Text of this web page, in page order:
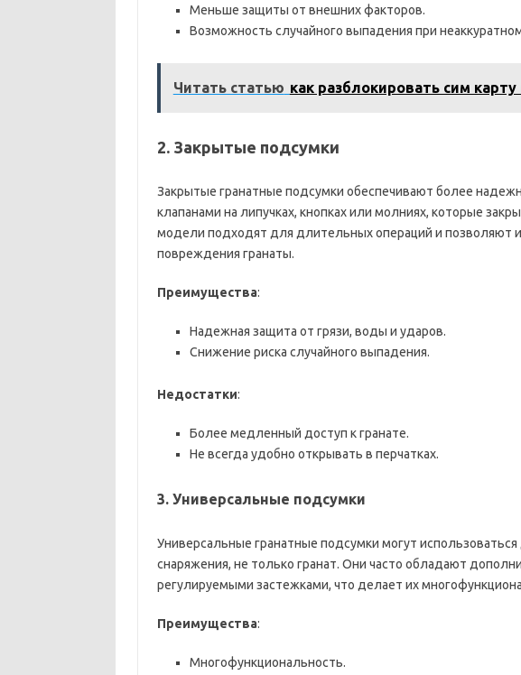
Меньше защиты от внешних факторов.
Возможность случайного выпадения при
Читать статью как разблокировать сим карту
2. Закрытые подсумки
Закрытые гранатные подсумки обеспечивают более
клапанами на липучках, кнопках или молниях, которые
модели подходят для длительных операций и позволяют
повреждения гранаты.
Преимущества:
Надежная защита от грязи, воды и ударов.
Снижение риска случайного выпадения.
Недостатки:
Более медленный доступ к гранате.
Не всегда удобно открывать в перчатках.
3. Универсальные подсумки
Универсальные гранатные подсумки могут
снаряжения, не только гранат. Они часто обладают
регулируемыми застежками, что делает их
Преимущества:
Многофункциональность.